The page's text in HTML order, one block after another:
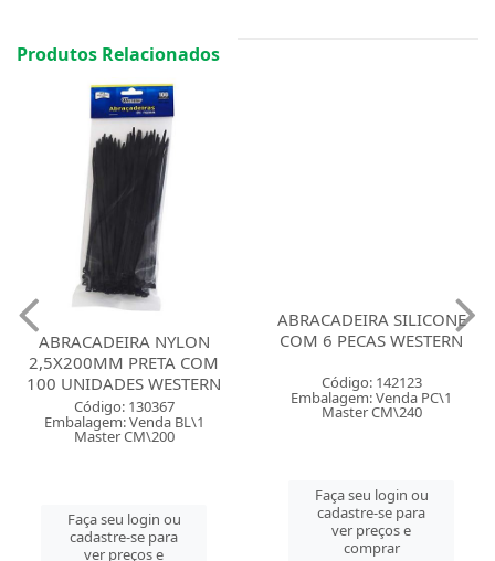
Produtos Relacionados
ABRACADEIRA NYLON
2,5X200MM PRETA COM
100 UNIDADES WESTERN
Código: 130367
Embalagem: Venda BL\1
Master CM\200
Faça seu login ou
cadastre-se para
ver preços e
ABRACADEIRA SILICONE
COM 6 PECAS WESTERN
Código: 142123
Embalagem: Venda PC\1
Master CM\240
Faça seu login ou
cadastre-se para
ver preços e
comprar